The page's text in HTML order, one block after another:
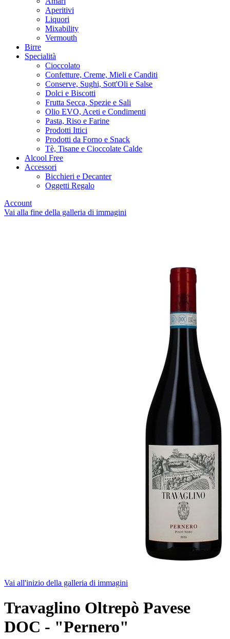
Aperitivi
Liquori
Mixability
Vermouth
Birre
Specialità
Cioccolato
Confetture, Creme, Mieli e Canditi
Conserve, Sughi, Sott'Oli e Salse
Dolci e Biscotti
Frutta Secca, Spezie e Sali
Olio EVO, Aceti e Condimenti
Pasta, Riso e Farine
Prodotti Ittici
Prodotti da Forno e Snack
Tè, Tisane e Cioccolate Calde
Alcool Free
Accessori
Bicchieri e Decanter
Oggetti Regalo
Account
Vai alla fine della galleria di immagini
Vai all'inizio della galleria di immagini
Travaglino Oltrepò Pavese
DOC - "Pernero"